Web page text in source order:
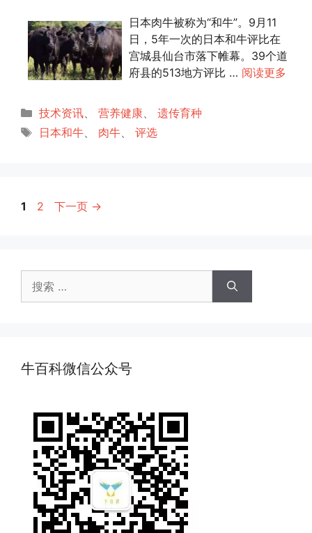
日本肉牛被称为“和牛”。9月11
日，5年一次的日本和牛评比在
宫城县仙台市落下帷幕。39个道
府县的513地方评比 … 阅读更多
分
类
技术资讯、 营养健康、 遗传育种
标
日本和牛、 肉牛、 评选
页
1
页
2 下一页 →
索：
牛百科微信公众号